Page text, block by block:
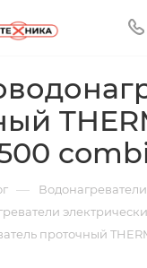
— Водонагреватели
проточный